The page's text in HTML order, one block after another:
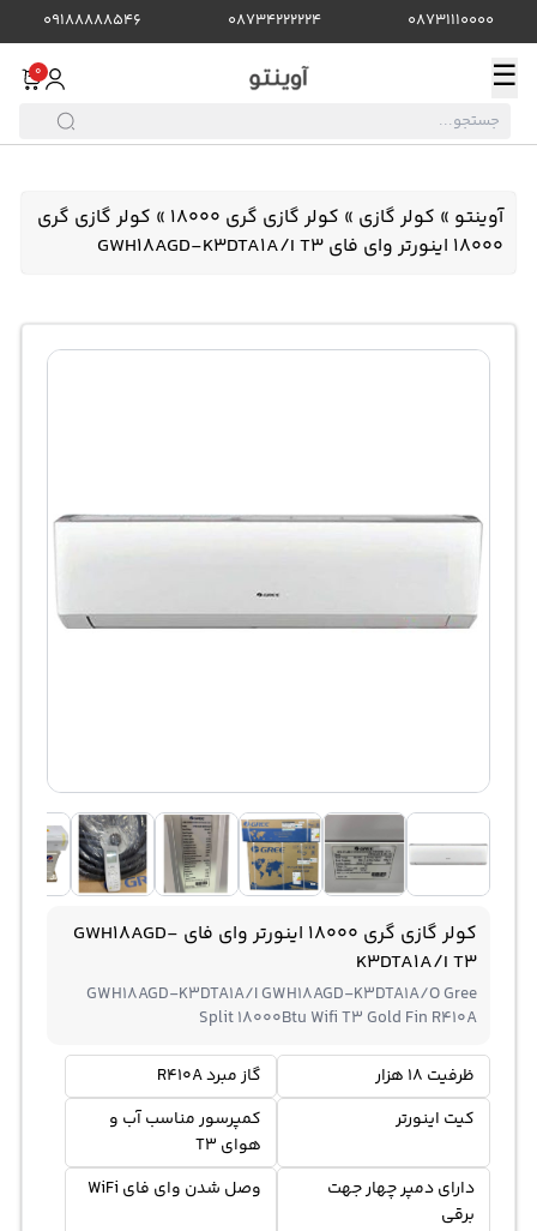
08731110000
08734222224
09188888546
☰
0
آوینتو » کولر گازی » کولر گازی گری ۱۸۰۰۰ » کولر گازی گری
18000 اینورتر وای فای GWH18AGD-K3DTA1A/I T3
کولر گازی گری 18000 اینورتر وای فای GWH18AGD-
K3DTA1A/I T3
GWH18AGD-K3DTA1A/I GWH18AGD-K3DTA1A/O Gree
Split 18000Btu Wifi T3 Gold Fin R410A
ظرفیت 18 هزار
گاز مبرد R410A
کیت اینورتر
کمپرسور مناسب آب و
هوای T3
دارای دمپر چهار جهت
برقی
وصل شدن وای فای WiFi